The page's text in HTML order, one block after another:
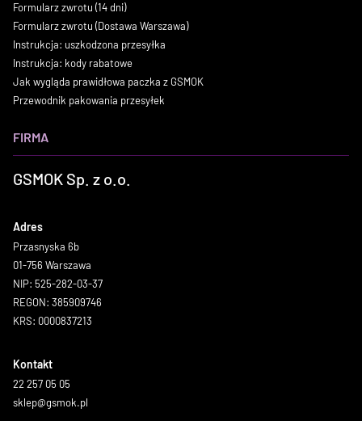
Formularz zwrotu (14 dni)
Formularz zwrotu (Dostawa Warszawa)
Instrukcja: uszkodzona przesyłka
Instrukcja: kody rabatowe
Jak wygląda prawidłowa paczka z GSMOK
Przewodnik pakowania przesyłek
FIRMA
GSMOK Sp. z o.o.
Adres
Przasnyska 6b
01-756 Warszawa
NIP: 525-282-03-37
REGON: 385909746
KRS: 0000837213
Kontakt
22 257 05 05
sklep@gsmok.pl